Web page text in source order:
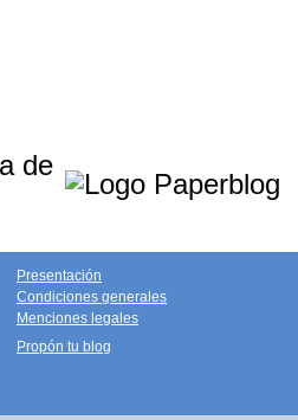
de
Presentación
Condiciones generales
Menciones legales
Propón tu blog